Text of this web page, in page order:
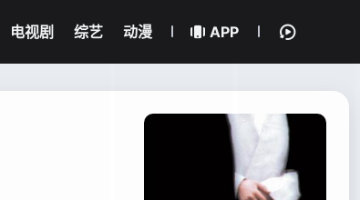
电视剧 综艺 动漫 APP